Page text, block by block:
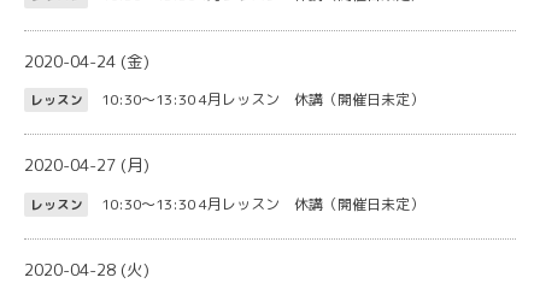
2020-04-24 (金)
レッスン 10:30～13:30 4月レッスン 休講（開催日未定）
2020-04-27 (月)
レッスン 10:30～13:30 4月レッスン 休講（開催日未定）
2020-04-28 (火)